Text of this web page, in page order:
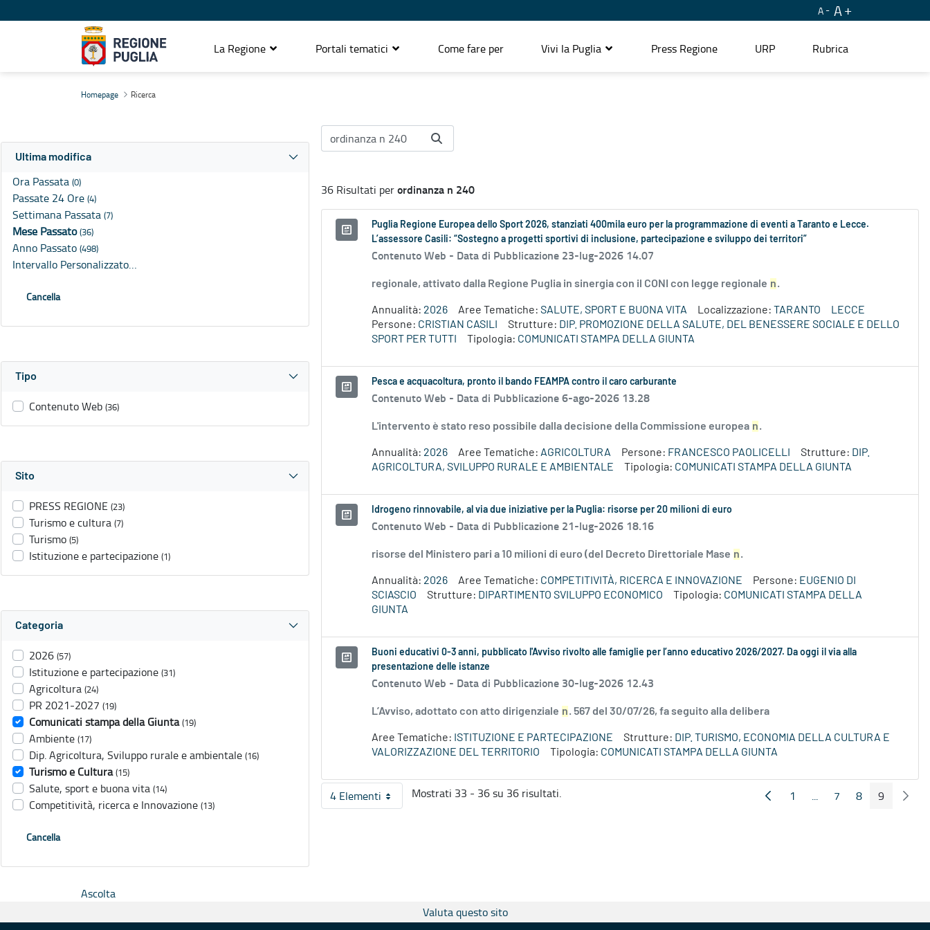
A A
La Regione Portali tematici Come fare per Vivi la Puglia Press Regione URP Rubrica
Homepage Ricerca
Ultima modifica
Ora Passata (0)
Passate 24 Ore (4)
Settimana Passata (7)
Mese Passato(36)
Anno Passato (498)
Intervallo Personalizzato…
Cancella
Tipo
Contenuto Web (36)
Sito
PRESS REGIONE (23)
Turismo e cultura (7)
Turismo (5)
Istituzione e partecipazione (1)
Categoria
2026 (57)
Istituzione e partecipazione (31)
Agricoltura (24)
PR 2021-2027 (19)
Comunicati stampa della Giunta (19)
Ambiente (17)
Dip. Agricoltura, Sviluppo rurale e ambientale (16)
Turismo e Cultura (15)
Salute, sport e buona vita (14)
Competitività, ricerca e Innovazione (13)
Cancella
36 Risultati perordinanza n 240
Puglia Regione Europea dello Sport 2026, stanziati 400mila euro per la programmazione di eventi a Taranto e Lecce.
L’assessore Casili: “Sostegno a progetti sportivi di inclusione, partecipazione e sviluppo dei territori”
Contenuto Web - Data di Pubblicazione 23-lug-2026 14.07
regionale, attivato dalla Regione Puglia in sinergia con il CONI con legge regionale n.
Annualità: 2026 Aree Tematiche: SALUTE, SPORT E BUONA VITA Localizzazione: TARANTO
LECCE
Persone: CRISTIAN CASILI Strutture: DIP. PROMOZIONE DELLA SALUTE, DEL BENESSERE SOCIALE E DELLO
SPORT PER TUTTI
Tipologia: COMUNICATI STAMPA DELLA GIUNTA
Pesca e acquacoltura, pronto il bando FEAMPA contro il caro carburante
Contenuto Web - Data di Pubblicazione 6-ago-2026 13.28
L'intervento è stato reso possibile dalla decisione della Commissione europea n.
Annualità: 2026 Aree Tematiche: AGRICOLTURA Persone: FRANCESCO PAOLICELLI Strutture: DIP.
AGRICOLTURA, SVILUPPO RURALE E AMBIENTALE
Tipologia: COMUNICATI STAMPA DELLA GIUNTA
Idrogeno rinnovabile, al via due iniziative per la Puglia: risorse per 20 milioni di euro
Contenuto Web - Data di Pubblicazione 21-lug-2026 18.16
risorse del Ministero pari a 10 milioni di euro (del Decreto Direttoriale Mase n.
Annualità: 2026 Aree Tematiche: COMPETITIVITÀ, RICERCA E INNOVAZIONE Persone: EUGENIO DI
SCIASCIO
Strutture: DIPARTIMENTO SVILUPPO ECONOMICO Tipologia: COMUNICATI STAMPA DELLA
GIUNTA
Buoni educativi 0-3 anni, pubblicato l'Avviso rivolto alle famiglie per l’anno educativo 2026/2027. Da oggi il via alla
presentazione delle istanze
Contenuto Web - Data di Pubblicazione 30-lug-2026 12.43
L’Avviso, adottato con atto dirigenziale n. 567 del 30/07/26, fa seguito alla delibera
Aree Tematiche: ISTITUZIONE E PARTECIPAZIONE Strutture: DIP. TURISMO, ECONOMIA DELLA CULTURA E
VALORIZZAZIONE DEL TERRITORIO
Tipologia: COMUNICATI STAMPA DELLA GIUNTA
4 ElementiPer pagina
Mostrati 33 - 36 su 36 risultati. Pagina Precedente
Pagina
1 ...
Pagine intermedie
Pagina
7 Pagina
8 Pagina
9
Ascolta
Valuta questo sito